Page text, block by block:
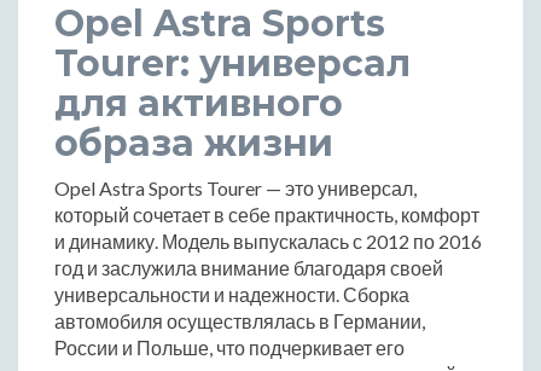
Opel Astra Sports
Tourer: универсал
для активного
образа жизни
Opel Astra Sports Tourer — это универсал,
который сочетает в себе практичность, комфорт
и динамику. Модель выпускалась с 2012 по 2016
год и заслужила внимание благодаря своей
универсальности и надежности. Сборка
автомобиля осуществлялась в Германии,
России и Польше, что подчеркивает его